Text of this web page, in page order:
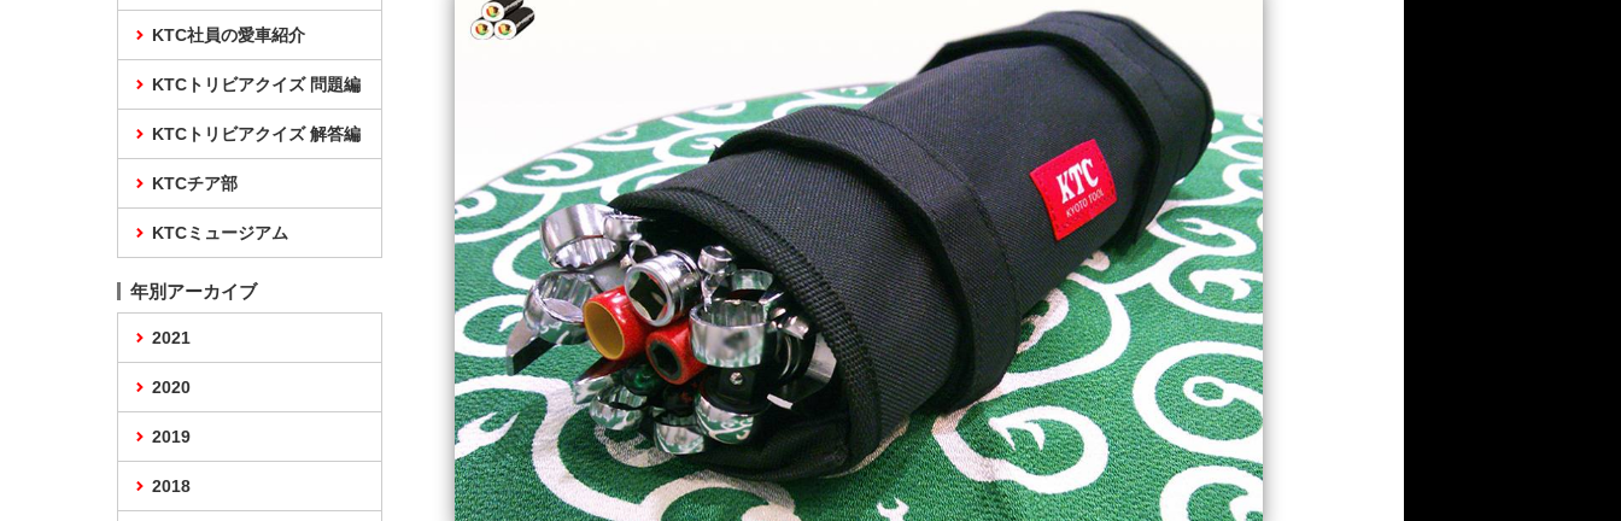
KTC社員の愛車紹介
KTCトリビアクイズ 問題編
KTCトリビアクイズ 解答編
KTCチア部
KTCミュージアム
年別アーカイブ
2021
2020
2019
2018